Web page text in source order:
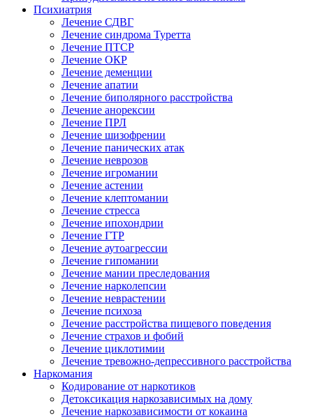
Психиатрия
Лечение СДВГ
Лечение синдрома Туретта
Лечение ПТСР
Лечение ОКР
Лечение деменции
Лечение апатии
Лечение биполярного расстройства
Лечение анорексии
Лечение ПРЛ
Лечение шизофрении
Лечение панических атак
Лечение неврозов
Лечение игромании
Лечение астении
Лечение клептомании
Лечение стресса
Лечение ипохондрии
Лечение ГТР
Лечение аутоагрессии
Лечение гипомании
Лечение мании преследования
Лечение нарколепсии
Лечение неврастении
Лечение психоза
Лечение расстройства пищевого поведения
Лечение страхов и фобий
Лечение циклотимии
Лечение тревожно-депрессивного расстройства
Наркомания
Кодирование от наркотиков
Детоксикация наркозависимых на дому
Лечение наркозависимости от кокаина